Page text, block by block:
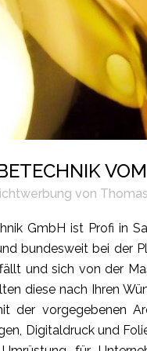
von
GmbH ist Profi in
bundesweit bei der
und sich von der
diese nach Ihren
der vorgegebenen
Digitaldruck und